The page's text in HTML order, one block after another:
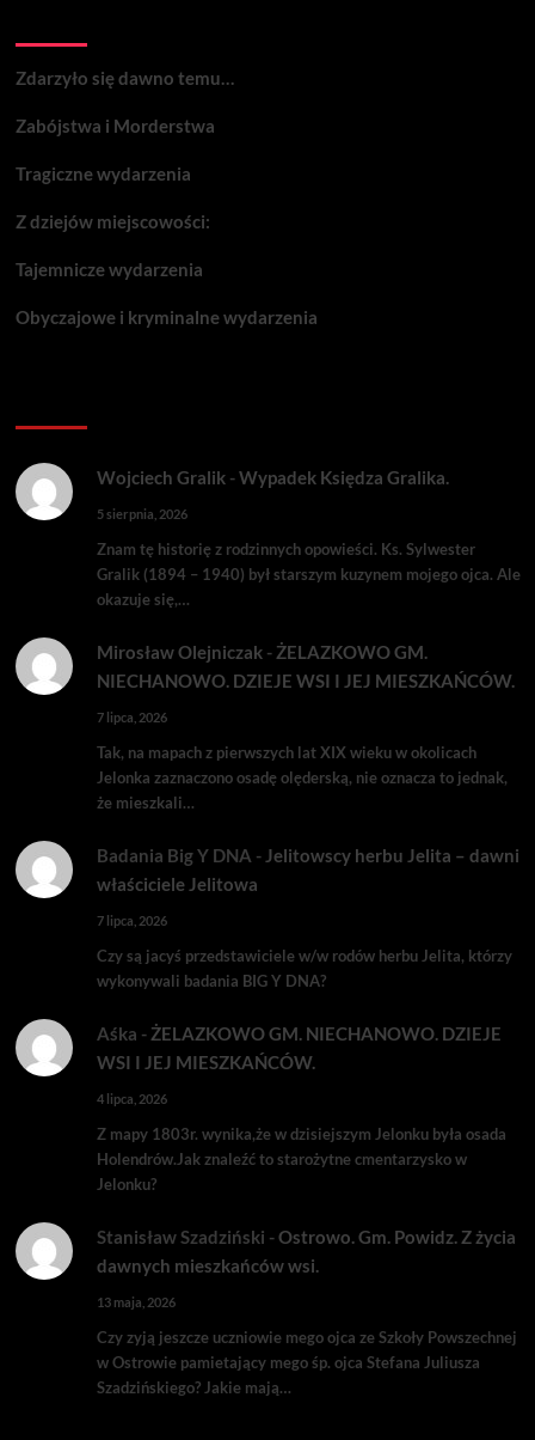
Zdarzyło się dawno temu…
Zabójstwa i Morderstwa
Tragiczne wydarzenia
Z dziejów miejscowości:
Tajemnicze wydarzenia
Obyczajowe i kryminalne wydarzenia
Wojciech Gralik-Wypadek Księdza Gralika.
5 sierpnia, 2026
Znam tę historię z rodzinnych opowieści. Ks. Sylwester
Gralik (1894 – 1940) był starszym kuzynem mojego ojca. Ale
okazuje się,…
Mirosław Olejniczak- ŻELAZKOWO GM.
NIECHANOWO. DZIEJE WSI I JEJ MIESZKAŃCÓW.
7 lipca, 2026
Tak, na mapach z pierwszych lat XIX wieku w okolicach
Jelonka zaznaczono osadę olęderską, nie oznacza to jednak,
że mieszkali…
Badania Big Y DNA - Jelitowscy herbu Jelita – dawni
właściciele Jelitowa
7 lipca, 2026
Czy są jacyś przedstawiciele w/w rodów herbu Jelita, którzy
wykonywali badania BIG Y DNA?
Aśka - ŻELAZKOWO GM. NIECHANOWO. DZIEJE
WSI I JEJ MIESZKAŃCÓW.
4 lipca, 2026
Z mapy 1803r. wynika,że w dzisiejszym Jelonku była osada
Holendrów.Jak znaleźć to starożytne cmentarzysko w
Jelonku?
Stanisław Szadziński -Ostrowo. Gm. Powidz. Z życia
dawnych mieszkańców wsi.
13 maja, 2026
Czy zyją jeszcze uczniowie mego ojca ze Szkoły Powszechnej
w Ostrowie pamietający mego śp. ojca Stefana Juliusza
Szadzińskiego? Jakie mają…